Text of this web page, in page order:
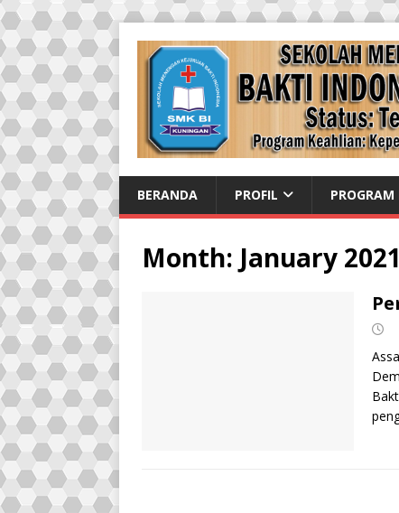
BERANDA PROFIL
Month: January 2021